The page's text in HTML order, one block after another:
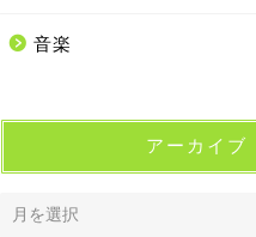
音楽
アーカイブ